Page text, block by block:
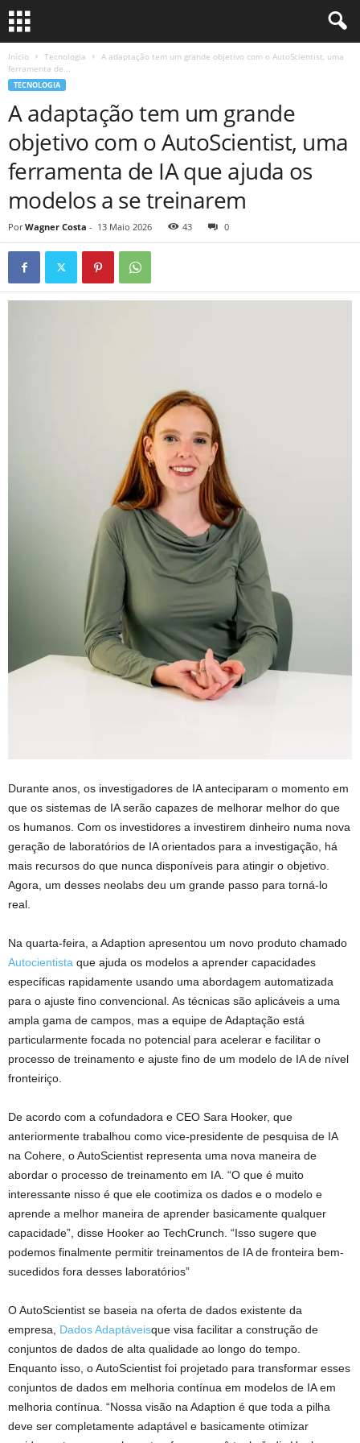
Início Tecnologia
A adaptação tem um grande objetivo com o AutoScientist, uma
ferramenta de...
TECNOLOGIA
A adaptação tem um grande
objetivo com o AutoScientist, uma
ferramenta de IA que ajuda os
modelos a se treinarem
Por Wagner Costa - 13 Maio 2026 43 0
Durante anos, os investigadores de IA anteciparam o momento em
que os sistemas de IA serão capazes de melhorar melhor do que
os humanos. Com os investidores a investirem dinheiro numa nova
geração de laboratórios de IA orientados para a investigação, há
mais recursos do que nunca disponíveis para atingir o objetivo.
Agora, um desses neolabs deu um grande passo para torná-lo
real.
Na quarta-feira, a Adaption apresentou um novo produto chamado
Autocientista que ajuda os modelos a aprender capacidades
específicas rapidamente usando uma abordagem automatizada
para o ajuste fino convencional. As técnicas são aplicáveis ​​a uma
ampla gama de campos, mas a equipe de Adaptação está
particularmente focada no potencial para acelerar e facilitar o
processo de treinamento e ajuste fino de um modelo de IA de nível
fronteiriço.
De acordo com a cofundadora e CEO Sara Hooker, que
anteriormente trabalhou como vice-presidente de pesquisa de IA
na Cohere, o AutoScientist representa uma nova maneira de
abordar o processo de treinamento em IA. “O que é muito
interessante nisso é que ele cootimiza os dados e o modelo e
aprende a melhor maneira de aprender basicamente qualquer
capacidade”, disse Hooker ao TechCrunch. “Isso sugere que
podemos finalmente permitir treinamentos de IA de fronteira bem-
sucedidos fora desses laboratórios”
O AutoScientist se baseia na oferta de dados existente da
empresa, Dados Adaptáveisque visa facilitar a construção de
conjuntos de dados de alta qualidade ao longo do tempo.
Enquanto isso, o AutoScientist foi projetado para transformar esses
conjuntos de dados em melhoria contínua em modelos de IA em
melhoria contínua. “Nossa visão na Adaption é que toda a pilha
deve ser completamente adaptável e basicamente otimizar